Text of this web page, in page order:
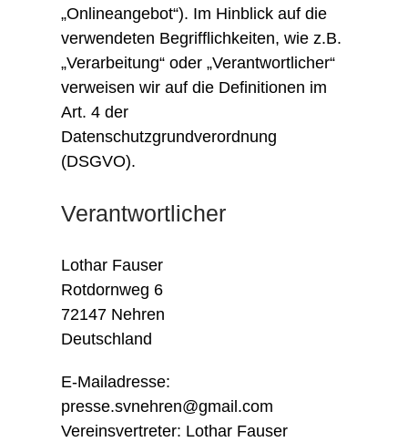
„Onlineangebot“). Im Hinblick auf die
verwendeten Begrifflichkeiten, wie z.B.
„Verarbeitung“ oder „Verantwortlicher“
verweisen wir auf die Definitionen im
Art. 4 der
Datenschutzgrundverordnung
(DSGVO).
Verantwortlicher
Lothar Fauser
Rotdornweg 6
72147 Nehren
Deutschland
E-Mailadresse:
presse.svnehren@gmail.com
Vereinsvertreter: Lothar Fauser